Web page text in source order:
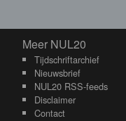
Meer NUL20
Meer NUL20
Tijdschriftarchief
Nieuwsbrief
NUL20 RSS-feeds
Disclaimer
Contact